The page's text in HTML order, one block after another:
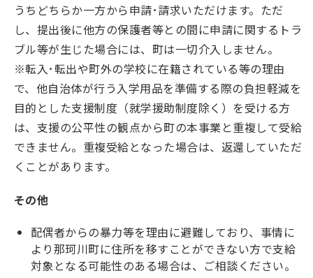
うちどちらか一方から申請･請求いただけます。ただ
し、提出後に他方の保護者等との間に申請に関するトラ
ブル等が生じた場合には、町は一切介入しません。
※転入･転出や町外の学校に在籍されている等の理由
で、他自治体が行う入学用品を準備する際の負担軽減を
目的とした支援制度（就学援助制度除く）を受ける方
は、支援の公平性の観点から町の本事業と重複して受給
できません。重複受給となった場合は、返還していただ
くことがあります。
その他
配偶者からの暴力等を理由に避難しており、事情に
より那珂川町に住所を移すことができない方で支給
対象となる可能性のある場合は、ご相談ください。